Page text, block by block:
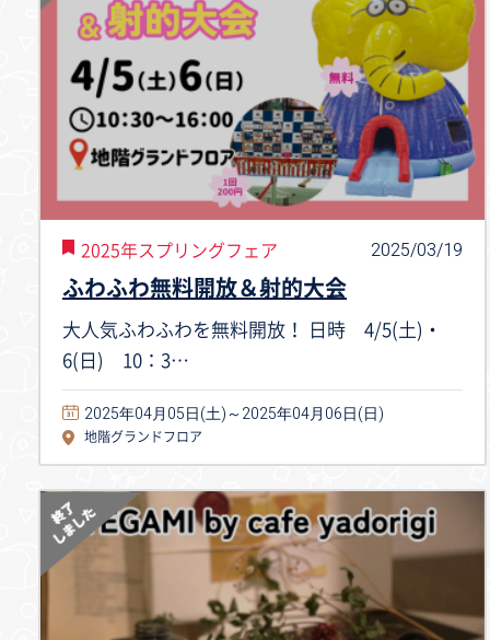
2025年スプリングフェア 2025/03/19
ふわふわ無料開放＆射的大会
大人気ふわふわを無料開放！ 日時 4/5(土)・
6(日) 10：3…
2025年04月05日(土)～2025年04月06日(日)
地階グランドフロア